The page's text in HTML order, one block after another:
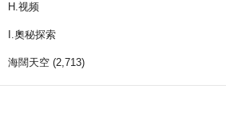
H.视频
I.奧秘探索
海闊天空 (2,713)